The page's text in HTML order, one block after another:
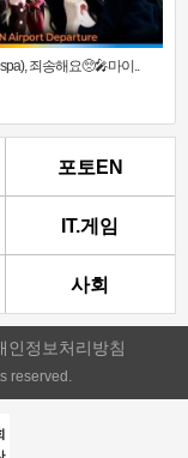
죄송해요🥺🎤마이..
포토EN
IT.게임
사회
인정보처리방침
reserved.